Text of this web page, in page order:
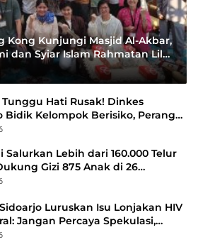
Kong Kunjungi Masjid Al-Akbar,
dan Syiar Islam Rahmatan Lil
Hati Rusak! Dinkes
Bidik Kelompok Berisiko, Perang
Lawan Hepatitis
Salurkan Lebih dari 160.000 Telur
Gizi 875 Anak di 26
Kota
Luruskan Isu Lonjakan HIV
Jangan Percaya Spekulasi,
Berbasis Data Terus